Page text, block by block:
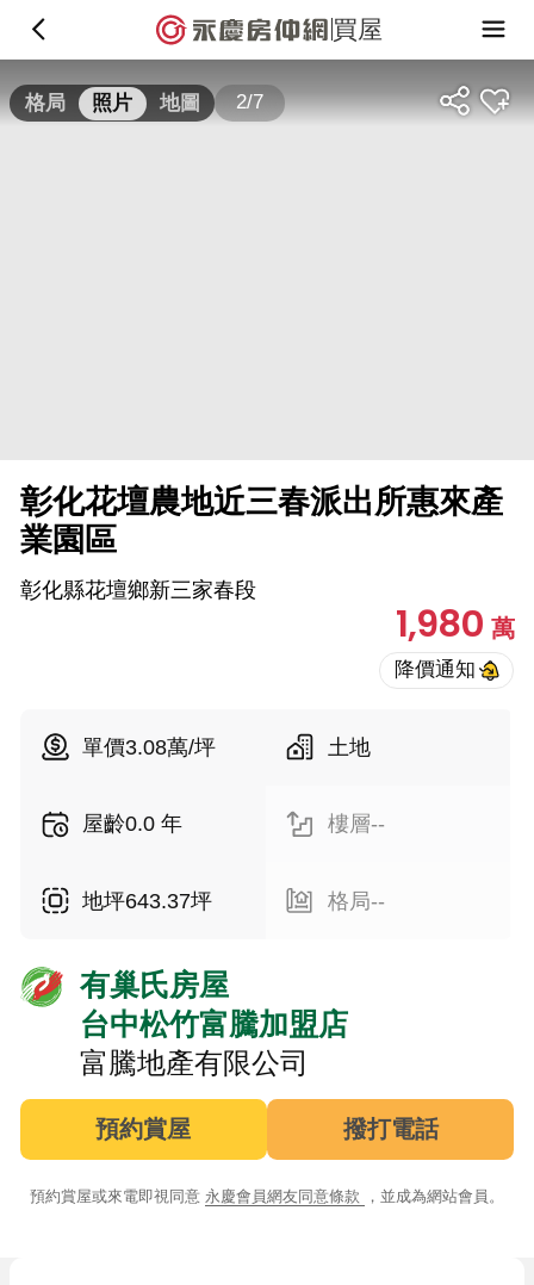
買屋
格局 照片 地圖 2/7
彰化花壇農地近三春派出所惠來產
業園區
彰化縣花壇鄉新三家春段
1,980萬
單價3.08萬/坪 土地
屋齡0.0 年 樓層--
地坪643.37坪 格局--
有巢氏房屋
台中松竹富騰加盟店
富騰地產有限公司
預約賞屋 撥打電話
預約賞屋或來電即視同意 永慶會員網友同意條款 ，並成為網站會員。